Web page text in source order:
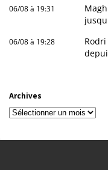
06/08 à 19:31
06/08 à 19:28
Archives
Archives